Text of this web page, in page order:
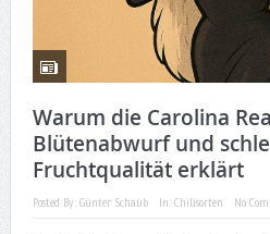
Warum die Carolina
Blütenabwurf und
Fruchtqualität erklärt
Posted By: Günter Schaub In: Chilisorten No